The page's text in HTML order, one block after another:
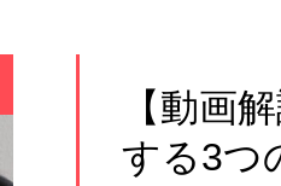
【動画
する3つ